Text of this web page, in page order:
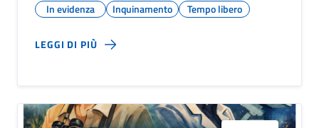
In evidenza
Inquinamento Tempo libero
LEGGI DI PIÙ